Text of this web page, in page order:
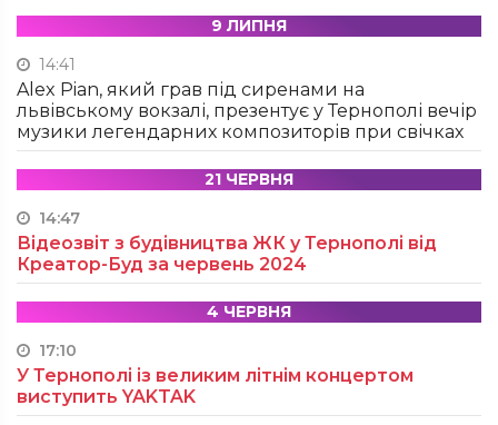
9 ЛИПНЯ
14:41
Alex Pian, який грав під сиренами на
львівському вокзалі, презентує у Тернополі вечір
музики легендарних композиторів при свічках
21 ЧЕРВНЯ
14:47
Відеозвіт з будівництва ЖК у Тернополі від
Креатор-Буд за червень 2024
4 ЧЕРВНЯ
17:10
У Тернополі із великим літнім концертом
виступить YAKTAK